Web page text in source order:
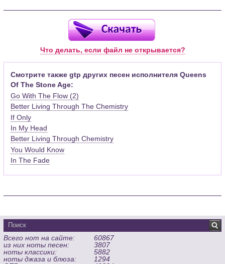
Для открытия нот этого формата Вам необходимо
установить у себя на рабочем компьютере программу Guitar
Pro (желательно, последней версии). Скачать её можно с
официального сайта программы (Скачать) или найти
Функционал программы:
Запись музыкальных произведений для гитары, бас-гитары,
банджо и множества других инструментов и ансамблей в
виде табулатур или нотной графики (при создании
табулатуры отображается соответствующая ей строчка с
нотами и наоборот);
Создание произведений для духовых, струнных, клавишных
и других музыкальных инструментов;
Интеграция текста песен в ноты и привязка его к нотам
Встроенный определитель и визуализатор аккордов для
Экспортирование музыкальных партитур в MIDI, ASCII,
MusicXML, WAV, PNG, PDF, GP5 (в Guitar Pro 6), подготовка к
печати;
Импортирование из MIDI, ASCII,MusicXML, Power Tab (.ptb),
TablEdit (.tef)
Что делать, если файл не открывается?
Смотрите также gtp других песен исполнителя Queens
Of The Stone Age:
Go With The Flow (2)
Better Living Through The Chemistry
If Only
In My Head
Better Living Through Chemistry
You Would Know
In The Fade
Всего нот на сайте:
60867
из них ноты песен:
3807
ноты классики:
5882
ноты джаза и блюза:
1294